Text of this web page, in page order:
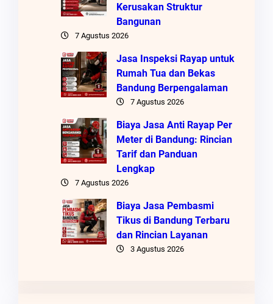
Kerusakan Struktur
Bangunan
7 Agustus 2026
Jasa Inspeksi Rayap untuk
Rumah Tua dan Bekas
Bandung Berpengalaman
7 Agustus 2026
Biaya Jasa Anti Rayap Per
Meter di Bandung: Rincian
Tarif dan Panduan
Lengkap
7 Agustus 2026
Biaya Jasa Pembasmi
Tikus di Bandung Terbaru
dan Rincian Layanan
3 Agustus 2026